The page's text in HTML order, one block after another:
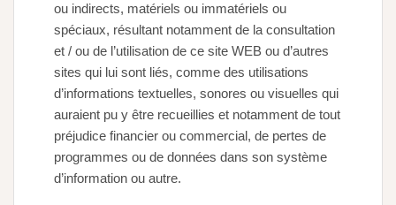
ou indirects, matériels ou immatériels ou
spéciaux, résultant notamment de la consultation
et / ou de l’utilisation de ce site WEB ou d’autres
sites qui lui sont liés, comme des utilisations
d’informations textuelles, sonores ou visuelles qui
auraient pu y être recueillies et notamment de tout
préjudice financier ou commercial, de pertes de
programmes ou de données dans son système
d’information ou autre.